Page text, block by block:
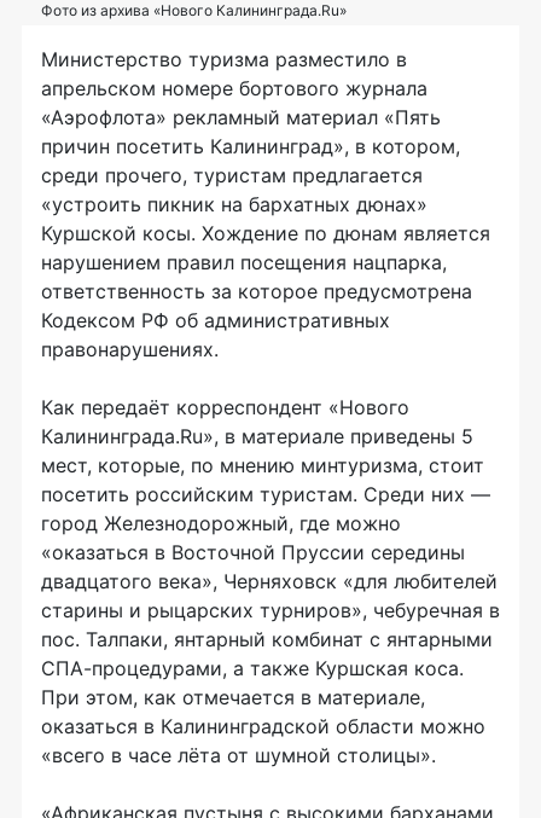
Фото из архива «Нового Калининграда.Ru»
Министерство туризма разместило в
апрельском номере бортового журнала
«Аэрофлота» рекламный материал «Пять
причин посетить Калининград», в котором,
среди прочего, туристам предлагается
«устроить пикник на бархатных дюнах»
Куршской косы. Хождение по дюнам является
нарушением правил посещения нацпарка,
ответственность за которое предусмотрена
Кодексом РФ об административных
правонарушениях.
Как передаёт корреспондент «Нового
Калининграда.Ru», в материале приведены 5
мест, которые, по мнению минтуризма, стоит
посетить российским туристам. Среди них —
город Железнодорожный, где можно
«оказаться в Восточной Пруссии середины
двадцатого века», Черняховск «для любителей
старины и рыцарских турниров», чебуречная в
пос. Талпаки, янтарный комбинат с янтарными
СПА-процедурами, а также Куршская коса.
При этом, как отмечается в материале,
оказаться в Калининградской области можно
«всего в часе лёта от шумной столицы».